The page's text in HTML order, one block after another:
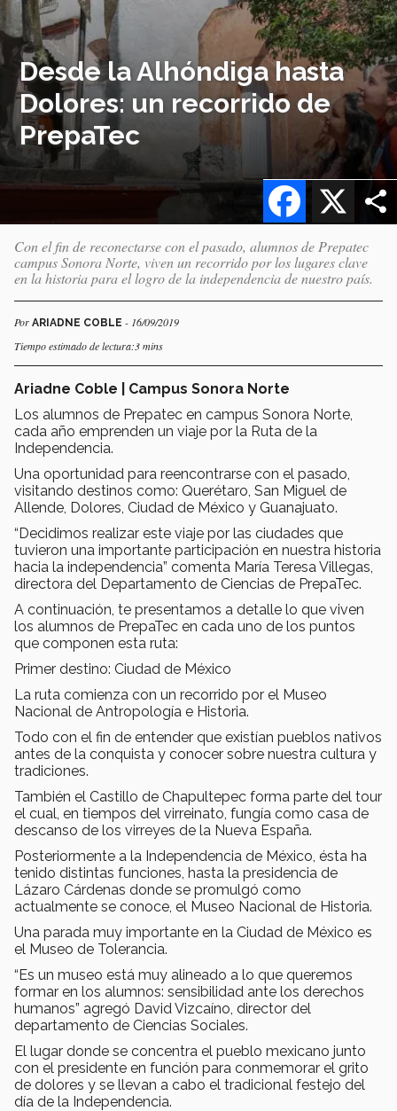
Desde la Alhóndiga hasta
Dolores: un recorrido de
PrepaTec
X
Facebook
Con el fin de reconectarse con el pasado, alumnos de Prepatec
campus Sonora Norte, viven un recorrido por los lugares clave
en la historia para el logro de la independencia de nuestro país.
Por ARIADNE COBLE - 16/09/2019
Tiempo estimado de lectura:3 mins
Ariadne Coble | Campus Sonora Norte
Los alumnos de Prepatec en campus Sonora Norte,
cada año emprenden un viaje por la Ruta de la
Independencia.
Una oportunidad para reencontrarse con el pasado,
visitando destinos como: Querétaro, San Miguel de
Allende, Dolores, Ciudad de México y Guanajuato.
“Decidimos realizar este viaje por las ciudades que
tuvieron una importante participación en nuestra historia
hacia la independencia” comenta María Teresa Villegas,
directora del Departamento de Ciencias de PrepaTec.
A continuación, te presentamos a detalle lo que viven
los alumnos de PrepaTec en cada uno de los puntos
que componen esta ruta:
Primer destino: Ciudad de México
La ruta comienza con un recorrido por el Museo
Nacional de Antropología e Historia.
Todo con el fin de entender que existían pueblos nativos
antes de la conquista y conocer sobre nuestra cultura y
tradiciones.
También el Castillo de Chapultepec forma parte del tour
el cual, en tiempos del virreinato, fungía como casa de
descanso de los virreyes de la Nueva España.
Posteriormente a la Independencia de México, ésta ha
tenido distintas funciones, hasta la presidencia de
Lázaro Cárdenas donde se promulgó como
actualmente se conoce, el Museo Nacional de Historia.
Una parada muy importante en la Ciudad de México es
el Museo de Tolerancia.
“Es un museo está muy alineado a lo que queremos
formar en los alumnos: sensibilidad ante los derechos
humanos” agregó David Vizcaíno, director del
departamento de Ciencias Sociales.
El lugar donde se concentra el pueblo mexicano junto
con el presidente en función para conmemorar el grito
de dolores y se llevan a cabo el tradicional festejo del
día de la Independencia.